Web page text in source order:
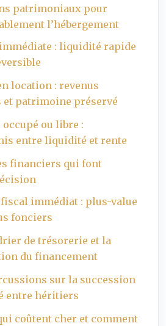
patrimoniaux pour
l’hébergement
: liquidité rapide
location : revenus
patrimoine préservé
occupé ou libre :
entre liquidité et rente
financiers qui font
fiscal immédiat : plus-value
fonciers
de trésorerie et la
du financement
sur la succession
entre héritiers
coûtent cher et comment